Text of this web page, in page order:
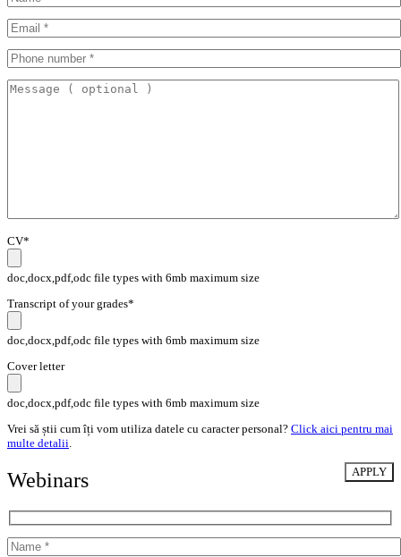
CV*
doc,docx,pdf,odc file types with 6mb maximum size
Transcript of your grades*
doc,docx,pdf,odc file types with 6mb maximum size
Cover letter
doc,docx,pdf,odc file types with 6mb maximum size
Vrei să știi cum îți vom utiliza datele cu caracter personal? Click aici pentru mai
multe detalii.
Webinars